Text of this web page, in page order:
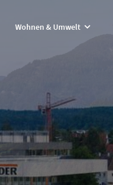
Wohnen & Umwelt